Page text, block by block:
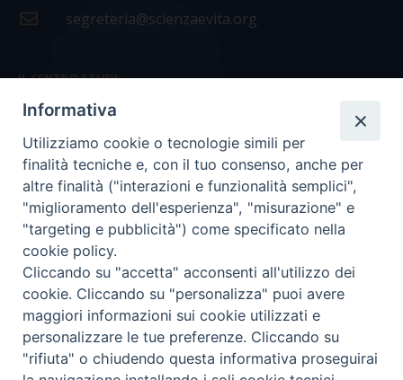
segreteria@scienzaevita.org
IL CENTRO STUDI
La nostra storia
Statuto
Presidenza e ufficio presidenza
Consiglio scientifico
Coordinamento nazionale
COPYRIGHT Scienza & Vita - C.F96600690588- Tutti i
Informativa
Utilizziamo cookie o tecnologie simili per
finalità tecniche e, con il tuo consenso, anche per
altre finalità ("interazioni e funzionalità semplici",
"miglioramento dell'esperienza", "misurazione" e
"targeting e pubblicità") come specificato nella
cookie policy.
Cliccando su "accetta" acconsenti all'utilizzo dei
cookie. Cliccando su "personalizza" puoi avere
maggiori informazioni sui cookie utilizzati e
personalizzare le tue preferenze. Cliccando su
"rifiuta" o chiudendo questa informativa proseguirai